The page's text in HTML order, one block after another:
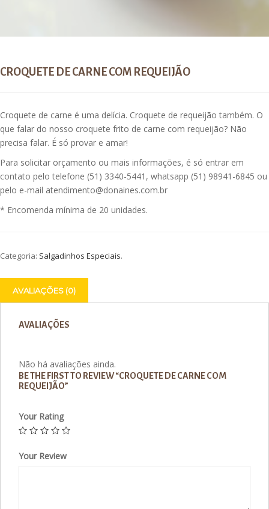
CROQUETE DE CARNE COM REQUEIJÃO
Croquete de carne é uma delícia. Croquete de requeijão também. O
que falar do nosso croquete frito de carne com requeijão? Não
precisa falar. É só provar e amar!
Para solicitar orçamento ou mais informações, é só entrar em
contato pelo telefone (51) 3340-5441, whatsapp (51) 98941-6845 ou
pelo e-mail atendimento@donaines.com.br
* Encomenda mínima de 20 unidades.
Categoria: Salgadinhos Especiais.
AVALIAÇÕES (0)
AVALIAÇÕES
Não há avaliações ainda.
BE THE FIRST TO REVIEW “CROQUETE DE CARNE COM
REQUEIJÃO”
Your Rating
Your Review